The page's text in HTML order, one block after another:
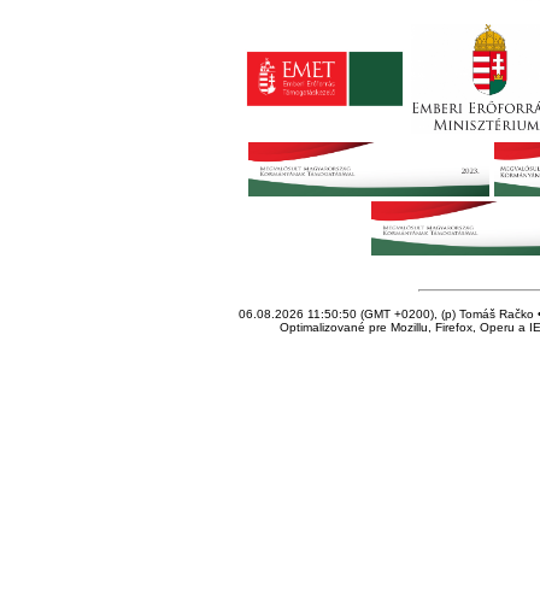
06.08.2026 11:50:50 (GMT +0200), (p) Tomáš Račko
Optimalizované pre Mozillu, Firefox, Operu a